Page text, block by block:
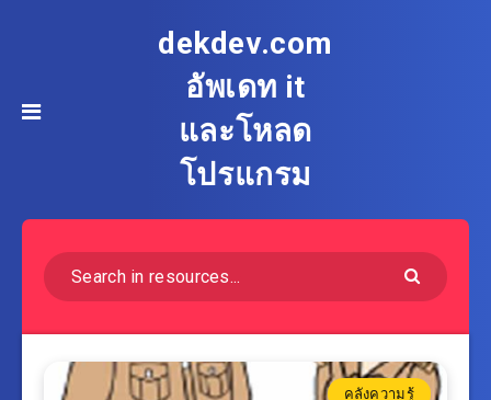
dekdev.com
อัพเดท it
และโหลด
โปรแกรม
คลังความรู้